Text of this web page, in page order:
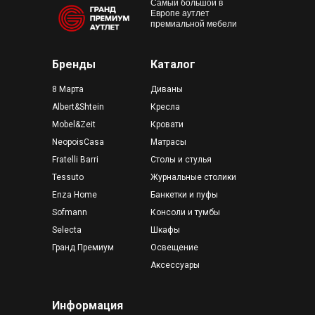
Кресла
Столы и стулья
Матрасы
Шкафы
Освещение
Диваны
Журнальные столики
Банкетки и пуфы
Аксессуары
Консоли и тумбы
Кровати
Самый большой в
Европе аутлет
премиальной мебели
Каталог
Информация
Бренды
Mobel&Zeit
Tessuto
8 Марта
Fratelli Barri
Sofmann
Selecta
Enza Home
Albert&Shtein
NeopoisCasa
Гранд Премиум